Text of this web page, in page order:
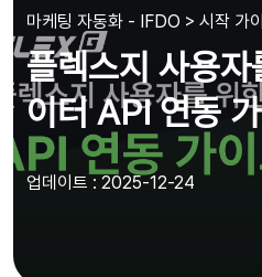
마케팅 자동화 - IFDO > 시작 가
플렉스지 사용자
이터 API 연동
업데이트 : 2025-12-24